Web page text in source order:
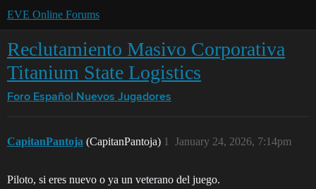
EVE Online Forums
Reclutamiento Masivo Corporativa
Titanium State Logistics
Foro Español Nuevos Jugadores
CapitanPantoja (CapitanPantoja) January 24, 2026, 7:14pm
1
Piloto, si eres nuevo o ya un veterano del juego.